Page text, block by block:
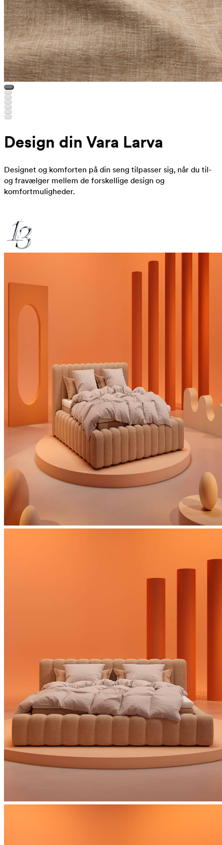
Design din Vara Larva
Designet og komforten på din seng tilpasser sig, når du til-
og fravælger mellem de forskellige design og
komfortmuligheder.